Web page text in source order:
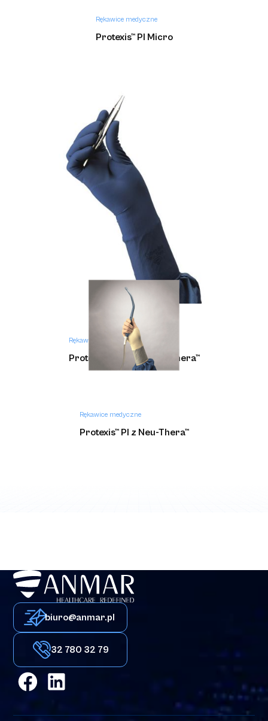
Rękawice medyczne
Protexis™ PI Micro
Rękawice medyczne
Protexis™ PI Blue z Neu-Thera™
Rękawice medyczne
Protexis™ PI z Neu-Thera™
biuro@anmar.pl
32 780 32 79